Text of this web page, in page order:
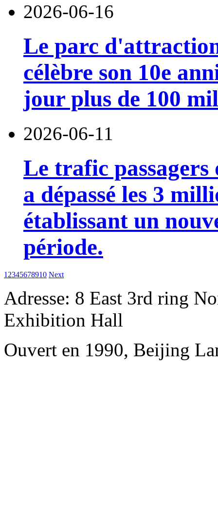
2026-06-16
Le parc
célèbre son 10e
jour plus de 100
2026-06-11
Le trafic passagers
a dépassé les 3
établissant un
période.
1 2345678910 Next
Adresse: 8 East 3rd ring
Exhibition Hall
Ouvert en 1990, Beijing